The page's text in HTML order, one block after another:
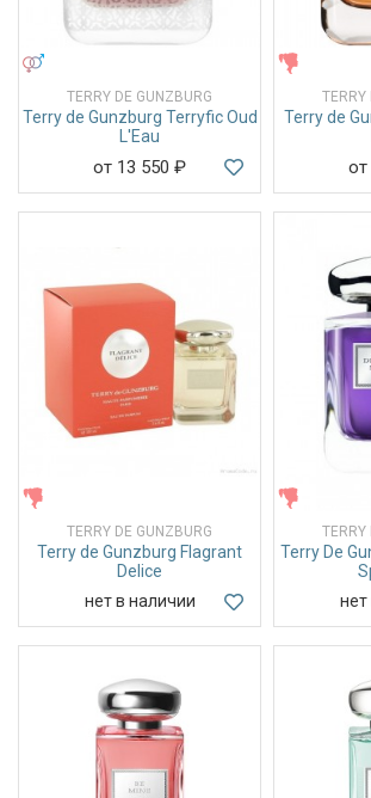
TERRY DE GUNZBURG
Terry de Gunzburg Terryfic Oud
L'Eau
от 13 550 ₽
TERRY
Terry de
от
TERRY DE GUNZBURG
Terry de Gunzburg Flagrant
Delice
нет в наличии
TERRY
Terry De
нет